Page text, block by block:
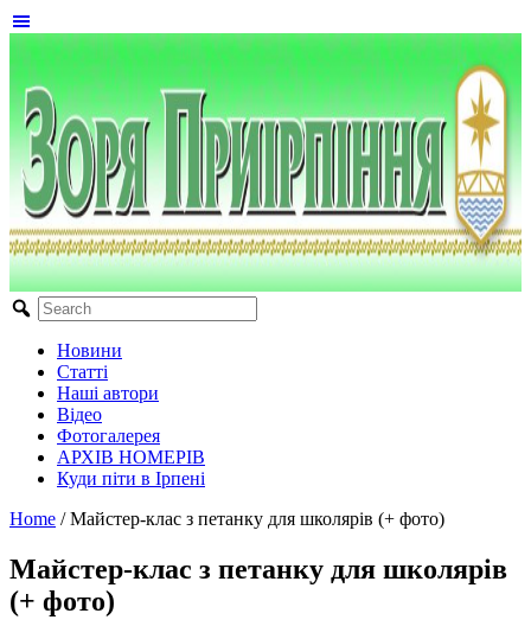
Новини
Статті
Наші автори
Відео
Фотогалерея
АРХІВ НОМЕРІВ
Куди піти в Ірпені
Home / Майстер-клас з петанку для школярів (+ фото)
Майстер-клас з петанку для школярів
(+ фото)